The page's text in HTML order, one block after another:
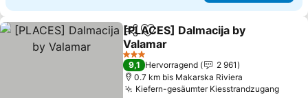
TeilenZu Favoriten hinzufügen
[PLACES] Dalmacija by
Valamar
3 Sterne
9,1 Hervorragend
2 961
0.7 km bis Makarska Riviera
Kiefern-gesäumter Kiesstrandzugang